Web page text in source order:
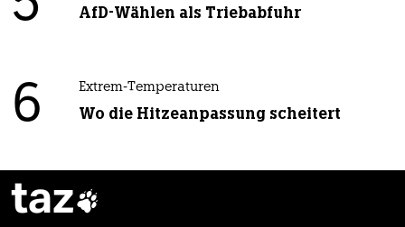
AfD-Wählen als Triebabfuhr
6 Extrem-Temperaturen
Wo die Hitzeanpassung scheitert
taz